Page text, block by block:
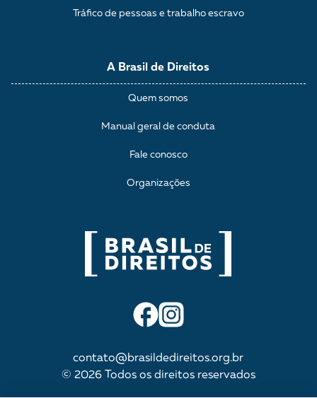
contato@brasildedireitos.org.br
© 2026 Todos os direitos reservados
A Brasil de Direitos
Quem somos
Manual geral de conduta
Fale conosco
Organizações
Tráfico de pessoas e trabalho escravo